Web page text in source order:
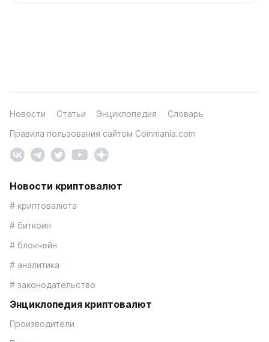
Новости Статьи Энциклопедия
Словарь
Правила пользования сайтом Coinmania.com
Новости криптовалют
# криптовалюта
# биткоин
# блокчейн
# аналитика
# законодательство
Энциклопедия криптовалют
Производители